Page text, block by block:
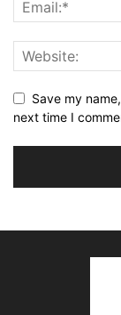
Save my
next time I